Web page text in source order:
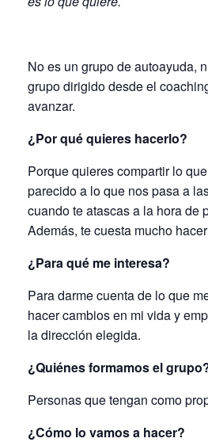
No es un grupo de autoayuda,
grupo dirigido desde el
avanzar.
¿Por qué quieres hacerlo?
Porque quieres compartir lo
parecido a lo que nos pasa a
cuando te atascas a la hora de
Además, te cuesta mucho
¿Para qué me interesa?
Para darme cuenta de lo que
hacer cambios en mi vida y
la dirección elegida.
¿Quiénes formamos el
Personas que tengan como
¿Cómo lo vamos a hacer?